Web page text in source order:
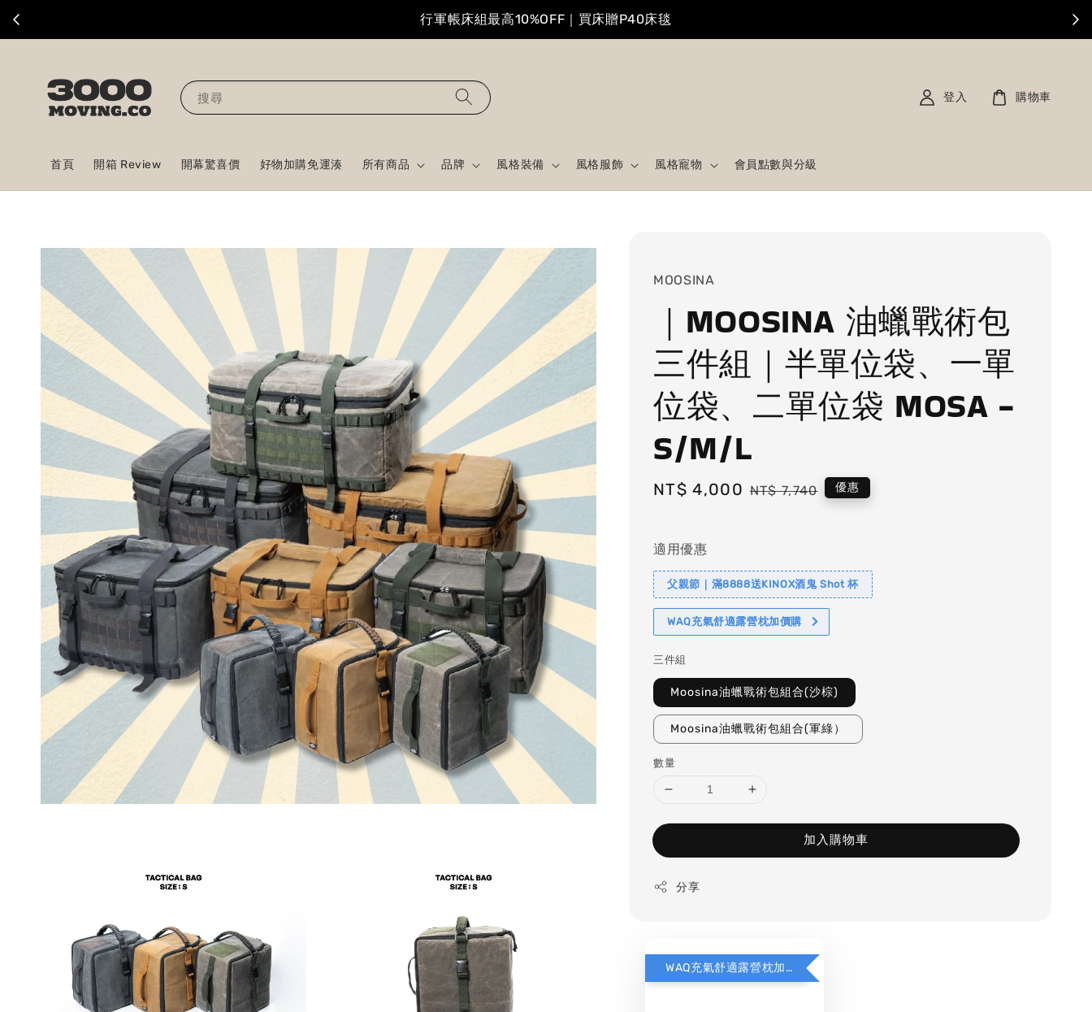
行軍帳床組最高10%OFF｜買床贈P40床毯
搜尋
首頁 開箱 Review 開幕驚喜價 好物加購免運湊 所有商品 品牌 風格裝備 風格服飾 風格寵物 會員點數與分級
登入 購物車
MOOSINA
｜MOOSINA 油蠟戰術包
三件組｜半單位袋、一單
位袋、二單位袋 MOSA -
S/M/L
Sale
NT$ 4,000 Regular
NT$ 7,740 優惠
適用優惠
父親節｜滿8888送KINOX酒鬼 Shot 杯
WAQ充氣舒適露營枕加價購
三件組
Moosina油蠟戰術包組合(沙棕)
Moosina油蠟戰術包組合(軍綠）
數量
加入購物車
分享
WAQ充氣舒適露營枕加價購